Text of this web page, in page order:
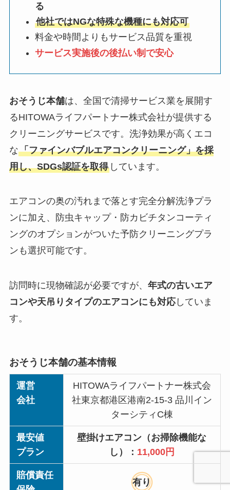
る
他社ではNGな特殊な機種にも対応可
料金や時間よりもサービス品質を重視
サービス実施後の後払い制で安心
おそうじ本舗は、全国で清掃サービス業を展開す
るHITOWAライフパートナー株式会社が提供する
クリーニングサービスです。洗浄効果が高くエコ
な「ファインバブルエアコンクリーニング」を採
用し、SDGs認証を取得しています。
エアコンの奥の汚れまで落とす完全分解洗浄プラ
ンに加え、防虫キャップ・防カビチタンコーティ
ングのオプションがついた予防クリーニングプラ
ンも選択可能です。
訪問時に現物確認が必要ですが、 年式の古いエア
コンや天吊りタイプのエアコンにも対応していま
す。
おそうじ本舗の基本情報
運営
会社
HITOWAライフパートナー株式会
社東京都港区港南2-15-3 品川イン
ターシティC棟
最安値
プラン
壁掛けエアコン（お掃除機能な
し）： 11,000円
賠償責任
有り